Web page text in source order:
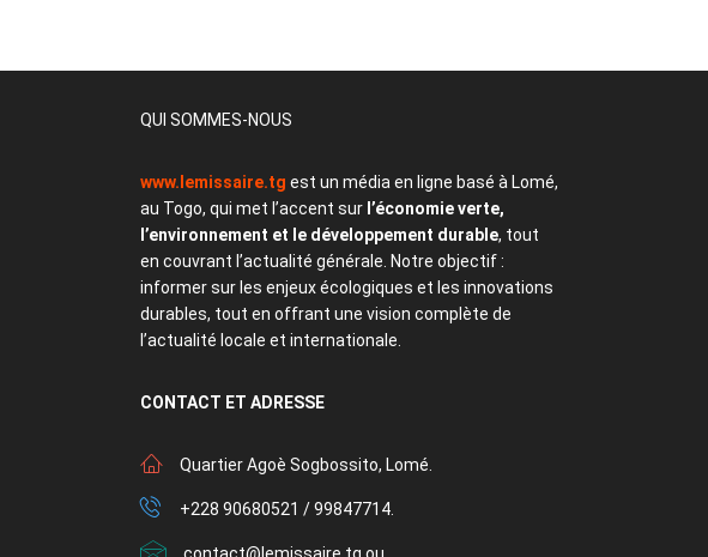
QUI SOMMES-NOUS
www.lemissaire.tg est un média en ligne basé à Lomé,
au Togo, qui met l’accent sur l’économie verte,
l’environnement et le développement durable, tout
en couvrant l’actualité générale. Notre objectif :
informer sur les enjeux écologiques et les innovations
durables, tout en offrant une vision complète de
l’actualité locale et internationale.
CONTACT ET ADRESSE
Quartier Agoè Sogbossito, Lomé.
+228 90680521 / 99847714.